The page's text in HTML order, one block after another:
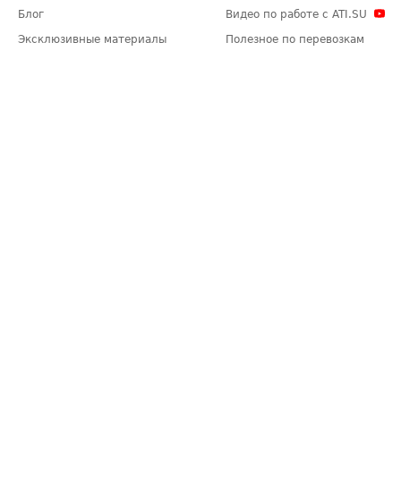
Блог
Эксклюзивные материалы
Видео по работе с ATI.SU
Полезное по перевозкам